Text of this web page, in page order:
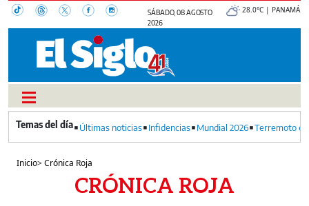
SÁBADO, 08 AGOSTO
2026
28.0°C | PANAMÁ
Últimas noticias Infidencias Mundial 2026 Terremoto
Inicio>Crónica Roja
CRÓNICA ROJA